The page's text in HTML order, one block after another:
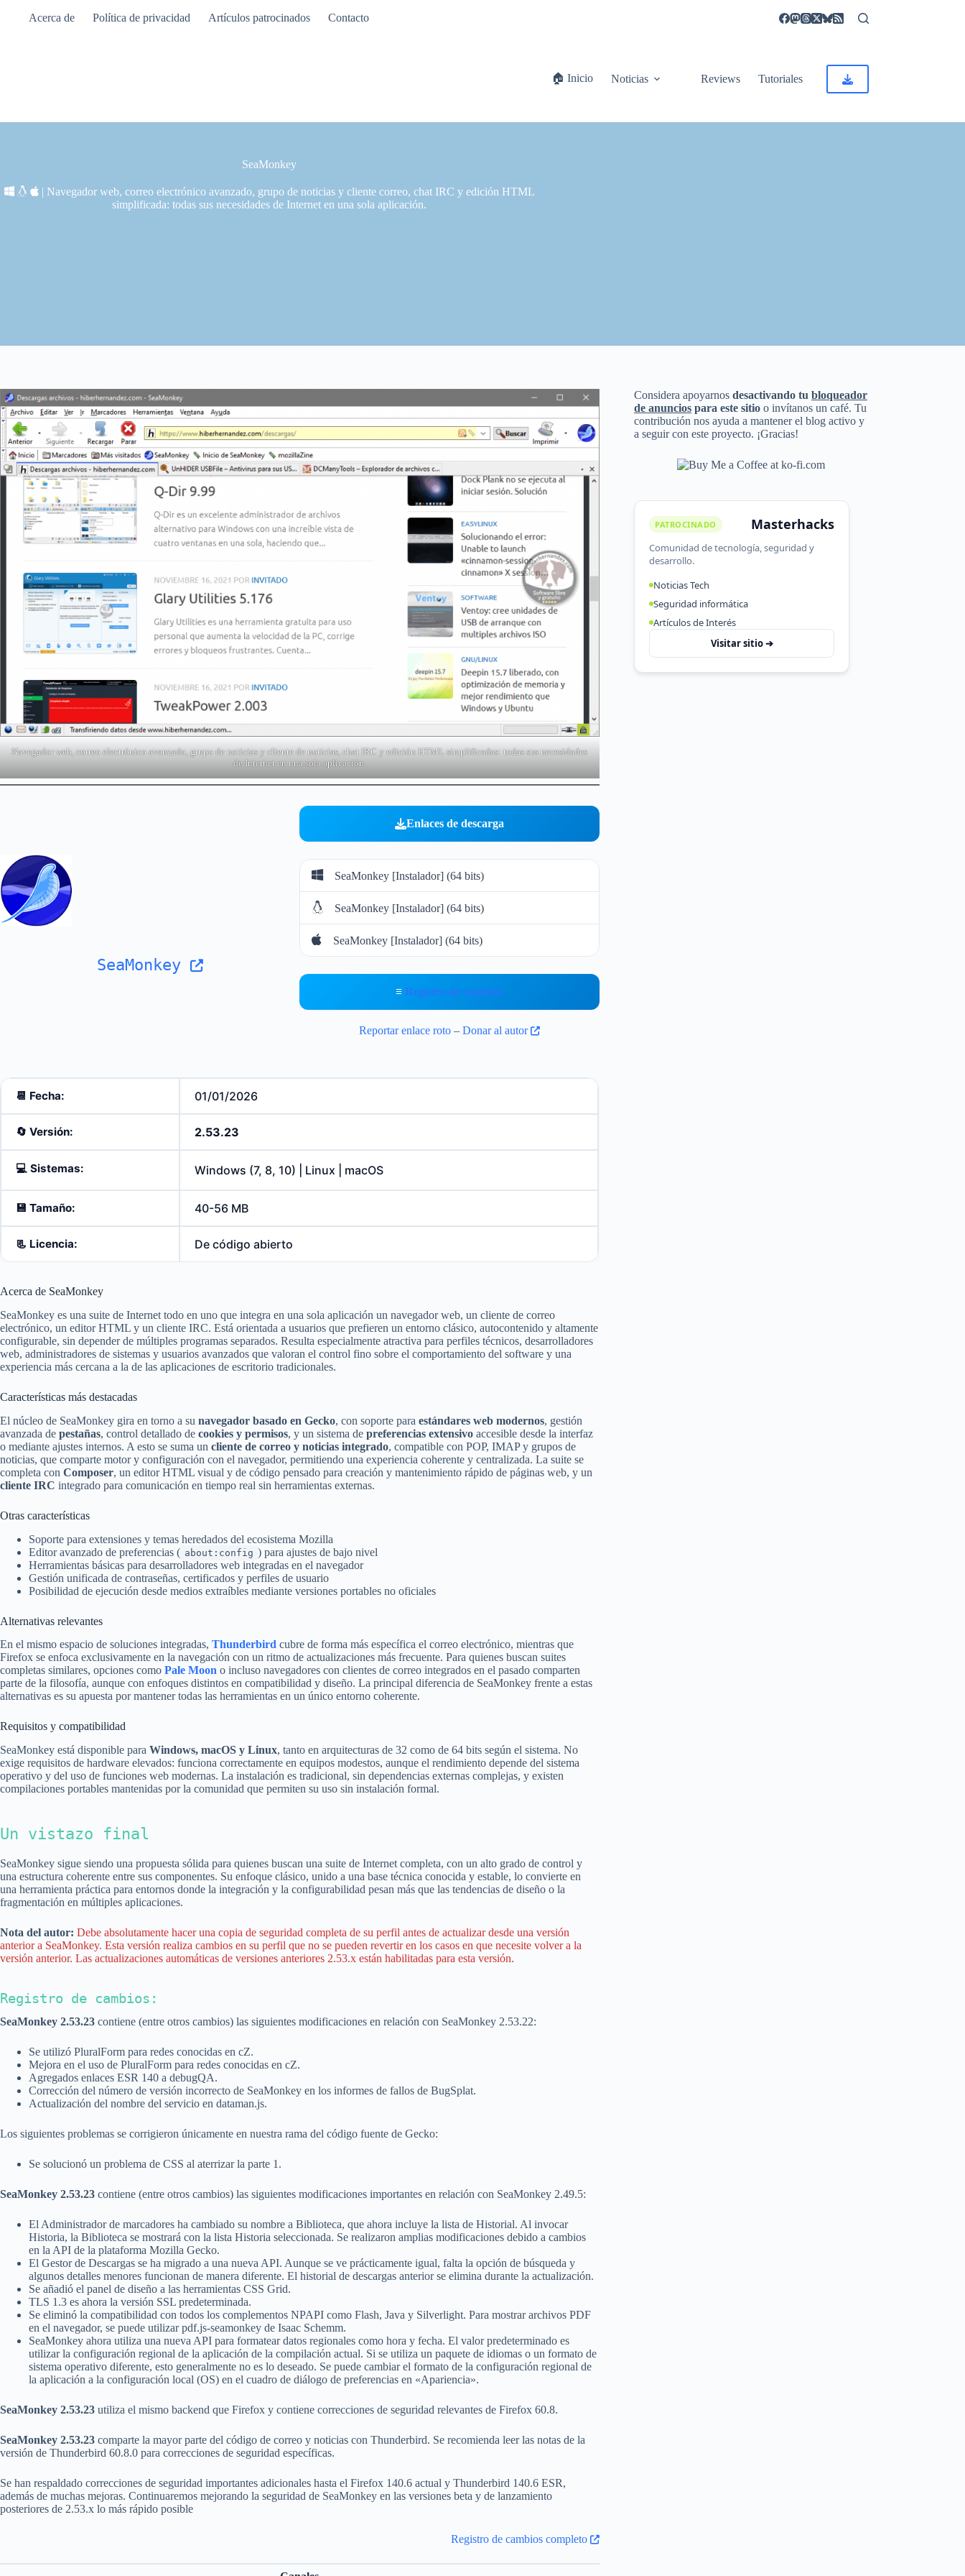
Acerca de Política de privacidad Artículos patrocinados Contacto
🏠 Inicio Noticias Reviews Tutoriales
SeaMonkey
| Navegador web, correo electrónico avanzado, grupo de noticias y cliente correo, chat IRC y edición HTML
simplificada: todas sus necesidades de Internet en una sola aplicación.
Navegador web, correo electrónico avanzado, grupo de noticias y cliente de noticias, chat IRC y edición HTML simplificadas: todas sus necesidades
de Internet en una sola aplicación.
SeaMonkey
Enlaces de descarga
SeaMonkey [Instalador] (64 bits)
SeaMonkey [Instalador] (64 bits)
SeaMonkey [Instalador] (64 bits)
≡ Registro de cambios
Reportar enlace roto– Donar al autor
📆 Fecha: 01/01/2026
🔄️ Versión: 2.53.23
💻 Sistemas: Windows (7, 8, 10) | Linux | macOS
💾 Tamaño: 40-56 MB
📃 Licencia: De código abierto
Acerca de SeaMonkey
SeaMonkey es una suite de Internet todo en uno que integra en una sola aplicación un navegador web, un cliente de correo
electrónico, un editor HTML y un cliente IRC. Está orientada a usuarios que prefieren un entorno clásico, autocontenido y altamente
configurable, sin depender de múltiples programas separados. Resulta especialmente atractiva para perfiles técnicos, desarrolladores
web, administradores de sistemas y usuarios avanzados que valoran el control fino sobre el comportamiento del software y una
experiencia más cercana a la de las aplicaciones de escritorio tradicionales.
Características más destacadas
El núcleo de SeaMonkey gira en torno a su navegador basado en Gecko, con soporte para estándares web modernos, gestión
avanzada de pestañas, control detallado de cookies y permisos, y un sistema de preferencias extensivo accesible desde la interfaz
o mediante ajustes internos. A esto se suma un cliente de correo y noticias integrado, compatible con POP, IMAP y grupos de
noticias, que comparte motor y configuración con el navegador, permitiendo una experiencia coherente y centralizada. La suite se
completa con Composer, un editor HTML visual y de código pensado para creación y mantenimiento rápido de páginas web, y un
cliente IRC integrado para comunicación en tiempo real sin herramientas externas.
Otras características
Soporte para extensiones y temas heredados del ecosistema Mozilla
Editor avanzado de preferencias ( about:config ) para ajustes de bajo nivel
Herramientas básicas para desarrolladores web integradas en el navegador
Gestión unificada de contraseñas, certificados y perfiles de usuario
Posibilidad de ejecución desde medios extraíbles mediante versiones portables no oficiales
Alternativas relevantes
En el mismo espacio de soluciones integradas, Thunderbird cubre de forma más específica el correo electrónico, mientras que
Firefox se enfoca exclusivamente en la navegación con un ritmo de actualizaciones más frecuente. Para quienes buscan suites
completas similares, opciones como Pale Moon o incluso navegadores con clientes de correo integrados en el pasado comparten
parte de la filosofía, aunque con enfoques distintos en compatibilidad y diseño. La principal diferencia de SeaMonkey frente a estas
alternativas es su apuesta por mantener todas las herramientas en un único entorno coherente.
Requisitos y compatibilidad
SeaMonkey está disponible para Windows, macOS y Linux, tanto en arquitecturas de 32 como de 64 bits según el sistema. No
exige requisitos de hardware elevados: funciona correctamente en equipos modestos, aunque el rendimiento depende del sistema
operativo y del uso de funciones web modernas. La instalación es tradicional, sin dependencias externas complejas, y existen
compilaciones portables mantenidas por la comunidad que permiten su uso sin instalación formal.
Un vistazo final
SeaMonkey sigue siendo una propuesta sólida para quienes buscan una suite de Internet completa, con un alto grado de control y
una estructura coherente entre sus componentes. Su enfoque clásico, unido a una base técnica conocida y estable, lo convierte en
una herramienta práctica para entornos donde la integración y la configurabilidad pesan más que las tendencias de diseño o la
fragmentación en múltiples aplicaciones.
Nota del autor: Debe absolutamente hacer una copia de seguridad completa de su perfil antes de actualizar desde una versión
anterior a SeaMonkey. Esta versión realiza cambios en su perfil que no se pueden revertir en los casos en que necesite volver a la
versión anterior. Las actualizaciones automáticas de versiones anteriores 2.53.x están habilitadas para esta versión.
Registro de cambios:
SeaMonkey 2.53.23 contiene (entre otros cambios) las siguientes modificaciones en relación con SeaMonkey 2.53.22:
Se utilizó PluralForm para redes conocidas en cZ.
Mejora en el uso de PluralForm para redes conocidas en cZ.
Agregados enlaces ESR 140 a debugQA.
Corrección del número de versión incorrecto de SeaMonkey en los informes de fallos de BugSplat.
Actualización del nombre del servicio en dataman.js.
Los siguientes problemas se corrigieron únicamente en nuestra rama del código fuente de Gecko:
Se solucionó un problema de CSS al aterrizar la parte 1.
SeaMonkey 2.53.23 contiene (entre otros cambios) las siguientes modificaciones importantes en relación con SeaMonkey 2.49.5:
El Administrador de marcadores ha cambiado su nombre a Biblioteca, que ahora incluye la lista de Historial. Al invocar
Historia, la Biblioteca se mostrará con la lista Historia seleccionada. Se realizaron amplias modificaciones debido a cambios
en la API de la plataforma Mozilla Gecko.
El Gestor de Descargas se ha migrado a una nueva API. Aunque se ve prácticamente igual, falta la opción de búsqueda y
algunos detalles menores funcionan de manera diferente. El historial de descargas anterior se elimina durante la actualización.
Se añadió el panel de diseño a las herramientas CSS Grid.
TLS 1.3 es ahora la versión SSL predeterminada.
Se eliminó la compatibilidad con todos los complementos NPAPI como Flash, Java y Silverlight. Para mostrar archivos PDF
en el navegador, se puede utilizar pdf.js-seamonkey de Isaac Schemm.
SeaMonkey ahora utiliza una nueva API para formatear datos regionales como hora y fecha. El valor predeterminado es
utilizar la configuración regional de la aplicación de la compilación actual. Si se utiliza un paquete de idiomas o un formato de
sistema operativo diferente, esto generalmente no es lo deseado. Se puede cambiar el formato de la configuración regional de
la aplicación a la configuración local (OS) en el cuadro de diálogo de preferencias en «Apariencia».
SeaMonkey 2.53.23 utiliza el mismo backend que Firefox y contiene correcciones de seguridad relevantes de Firefox 60.8.
SeaMonkey 2.53.23 comparte la mayor parte del código de correo y noticias con Thunderbird. Se recomienda leer las notas de la
versión de Thunderbird 60.8.0 para correcciones de seguridad específicas.
Se han respaldado correcciones de seguridad importantes adicionales hasta el Firefox 140.6 actual y Thunderbird 140.6 ESR,
además de muchas mejoras. Continuaremos mejorando la seguridad de SeaMonkey en las versiones beta y de lanzamiento
posteriores de 2.53.x lo más rápido posible
Registro de cambios completo
Considera apoyarnosdesactivando tubloqueador
de anuncios para este sitio o invítanos un café. Tu
contribución nos ayuda a mantener el blog activo y
a seguir con este proyecto. ¡Gracias!
PATROCINADO Masterhacks
Comunidad de tecnología, seguridad y
desarrollo.
Noticias Tech
Seguridad informática
Artículos de Interés
Visitar sitio ➔